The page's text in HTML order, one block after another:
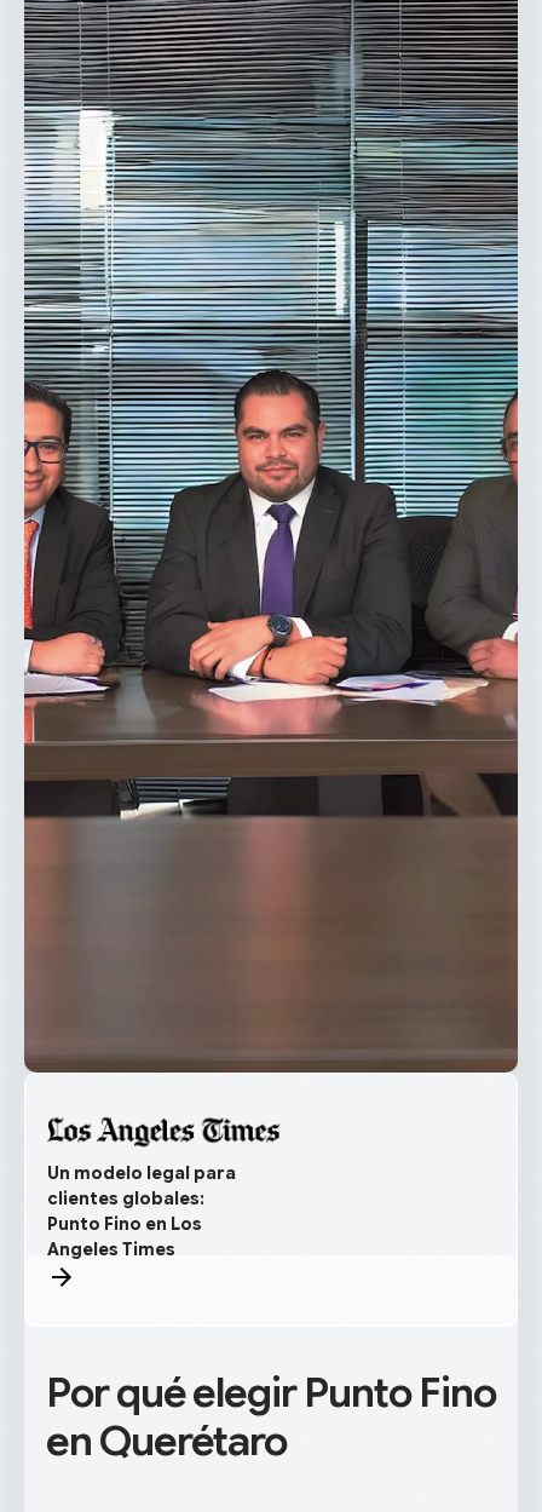
Un modelo legal para
clientes globales:
Punto Fino en Los
Angeles Times
Por qué elegir Punto Fino
en Querétaro